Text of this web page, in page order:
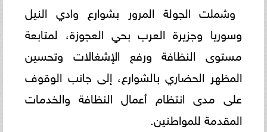
وشملت الجولة المرور بشوارع وادي النيل
وسوريا وجزيرة العرب بحي العجوزة، لمتابعة
مستوى النظافة ورفع الإشغالات وتحسين
المظهر الحضاري بالشوارع، إلى جانب الوقوف
على مدى انتظام أعمال النظافة والخدمات
المقدمة للمواطنين.